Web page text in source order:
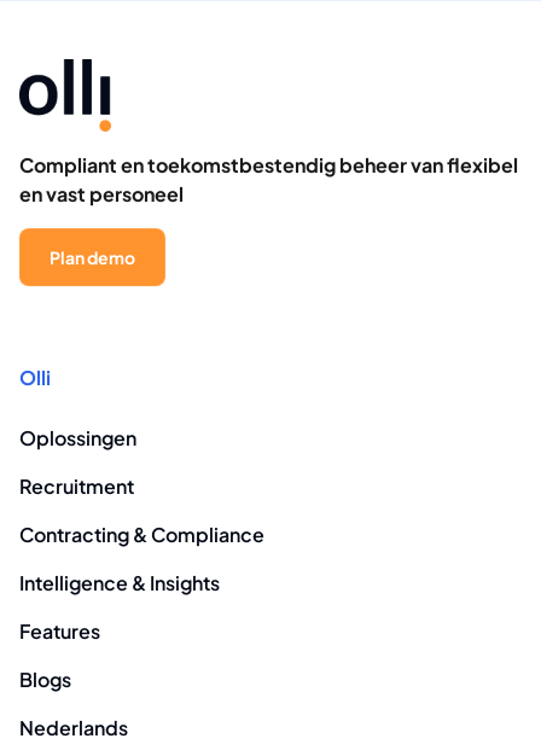
Compliant en toekomstbestendig beheer van flexibel
en vast personeel
Plan demo
Olli
Oplossingen
Recruitment
Contracting & Compliance
Intelligence & Insights
Features
Blogs
Nederlands